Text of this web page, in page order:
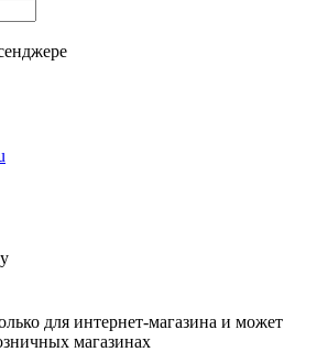
для интернет-магазина и может
магазинах